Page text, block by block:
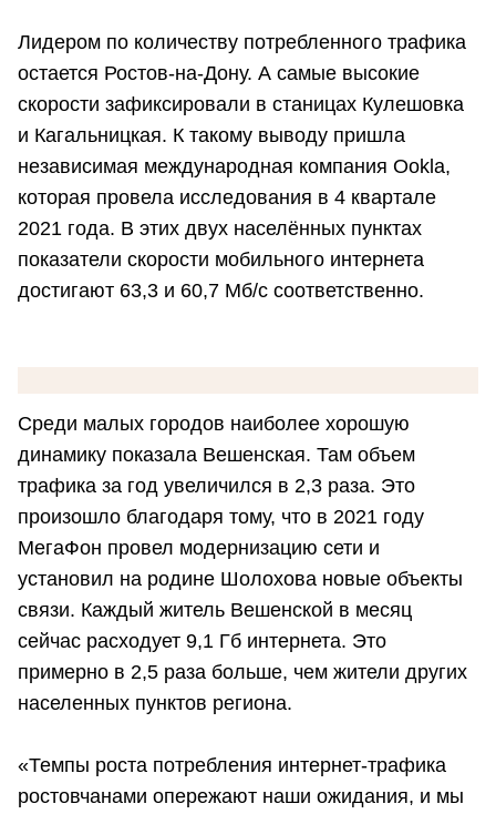
Лидером по количеству потребленного трафика
остается Ростов-на-Дону. А самые высокие
скорости зафиксировали в станицах Кулешовка
и Кагальницкая. К такому выводу пришла
независимая международная компания Ookla,
которая провела исследования в 4 квартале
2021 года. В этих двух населённых пунктах
показатели скорости мобильного интернета
достигают 63,3 и 60,7 Мб/с соответственно.
Среди малых городов наиболее хорошую
динамику показала Вешенская. Там объем
трафика за год увеличился в 2,3 раза. Это
произошло благодаря тому, что в 2021 году
МегаФон провел модернизацию сети и
установил на родине Шолохова новые объекты
связи. Каждый житель Вешенской в месяц
сейчас расходует 9,1 Гб интернета. Это
примерно в 2,5 раза больше, чем жители других
населенных пунктов региона.
«Темпы роста потребления интернет-трафика
ростовчанами опережают наши ожидания, и мы